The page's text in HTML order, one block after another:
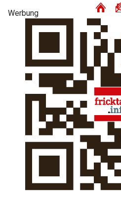
Werbung